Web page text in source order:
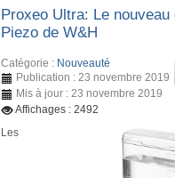
Proxeo Ultra: Le
Piezo de W&H
Catégorie : Nouveauté
Publication : 23 novembre 2019
Mis à jour : 23 novembre 2019
Affichages : 2492
Les